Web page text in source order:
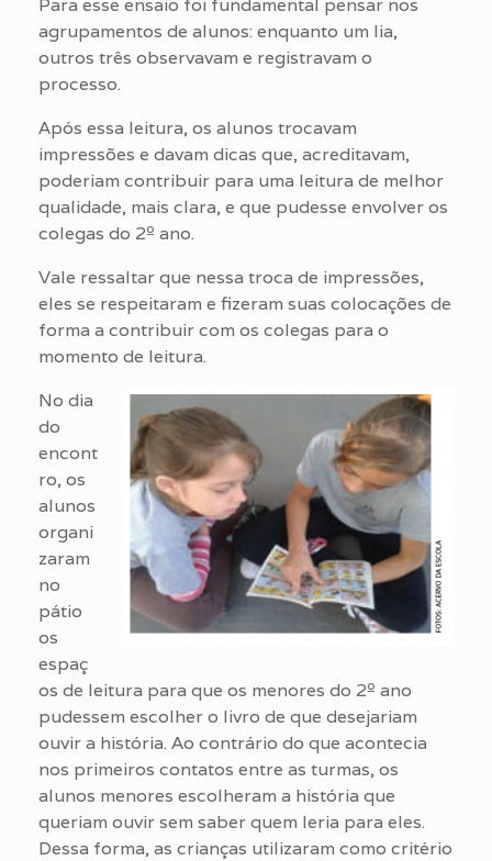
agrupamentos de alunos: enquanto um lia,
outros três observavam e registravam o
processo.
Após essa leitura, os alunos trocavam
impressões e davam dicas que, acreditavam,
poderiam contribuir para uma leitura de melhor
qualidade, mais clara, e que pudesse envolver os
colegas do 2º ano.
Vale ressaltar que nessa troca de impressões,
eles se respeitaram e fizeram suas colocações de
forma a contribuir com os colegas para o
momento de leitura.
No dia
do
encont
ro, os
alunos
organi
zaram
no
pátio
os
espaç
os de leitura para que os menores do 2º ano
pudessem escolher o livro de que desejariam
ouvir a história. Ao contrário do que acontecia
nos primeiros contatos entre as turmas, os
alunos menores escolheram a história que
queriam ouvir sem saber quem leria para eles.
Dessa forma, as crianças utilizaram como critério